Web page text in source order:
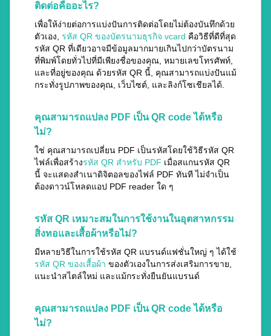
ติดต่อคืออะไร?
เพื่อให้ง่ายต่อการแบ่งปันการติดต่อโดยไม่ต้องบันทึกด้วย
ตัวเอง, รหัส QR ของบัตรนามธุรกิจ vcard คือวิธีที่ดีที่สุด
รหัส QR ที่เดียวอาจมีข้อมูลมากมายเกินไปกว่าบัตรนาม
ที่พิมพ์โดยทั่วไปที่มีเพียงชื่อของคุณ, หมายเลขโทรศัพท์,
และที่อยู่ของคุณ ด้วยรหัส QR นี้, คุณสามารถแบ่งปันแม้
กระทั่งรูปภาพของคุณ, เว็บไซต์, และลิงก์โซเชียลได้.
คุณสามารถแปลง PDF เป็น QR code ได้หรือ
ไม่?
ใช่ คุณสามารถเปลี่ยน PDF เป็นรหัสโดยใช้วิธีรหัส QR
ไฟล์เพื่อสร้างรหัส QR สำหรับ PDF เมื่อสแกนรหัส QR
นี้ จะแสดงสำเนาดิจิตอลของไฟล์ PDF ทันที ไม่จำเป็น
ต้องดาวน์โหลดแอป PDF reader ใด ๆ
รหัส QR เหมาะสมในการใช้งานในอุตสาหกรรม
สิ่งทอและเสื้อผ้าหรือไม่?
มีหลายวิธีในการใช้รหัส QR แบรนด์แฟชั่นใหญ่ ๆ ได้ใช้
รหัส QR ของเสื้อผ้า ของตัวเองในการส่งเสริมการขาย,
แนะนำสไตล์ใหม่ และแม้กระทั่งยืนยันแบรนด์
คุณสามารถแปลง PDF เป็น QR code ได้หรือ
ไม่?